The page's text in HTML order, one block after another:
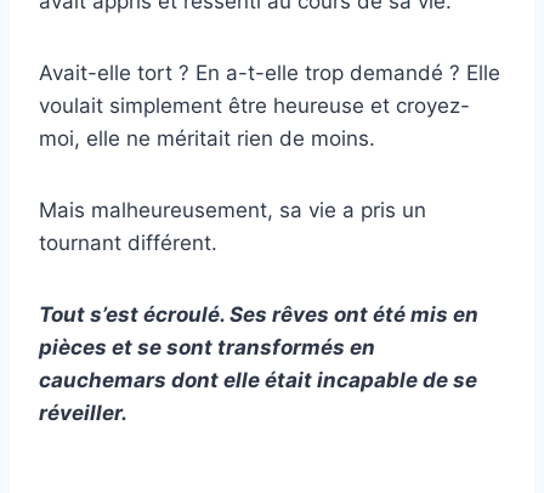
Avait-elle tort ? En a-t-elle trop demandé ? Elle
voulait simplement être heureuse et croyez-
moi, elle ne méritait rien de moins.
Mais malheureusement, sa vie a pris un
tournant différent.
Tout s’est écroulé. Ses rêves ont été mis en
pièces et se sont transformés en
cauchemars dont elle était incapable de se
réveiller.